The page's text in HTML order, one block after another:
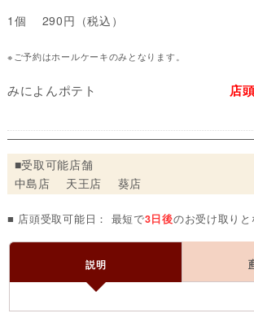
1個 290円（税込）
※ご予約はホールケーキのみとなります。
みによんポテト
店
■受取可能店舗
中島店 天王店 葵店
■ 店頭受取可能日： 最短で3日後のお受け取りと
説明